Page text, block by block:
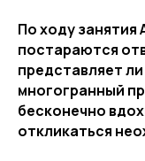
По ходу занятия
постараются
представляет
многогранный
бесконечно
откликаться